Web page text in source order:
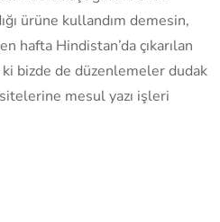
ürüne kullandım demesin,
Hindistan’da çıkarılan
bizde de düzenlemeler dudak
sitelerine mesul yazı işleri